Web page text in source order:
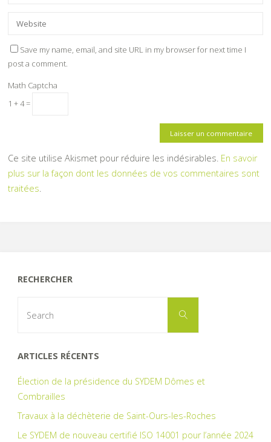
Save my name, email, and site URL in my browser for next time I
post a comment.
Math Captcha
1 + 4 =
Ce site utilise Akismet pour réduire les indésirables. En savoir
plus sur la façon dont les données de vos commentaires sont
traitées
RECHERCHER
Search
ARTICLES RÉCENTS
Élection de la présidence du SYDEM Dômes et
Combrailles
Travaux à la déchèterie de Saint-Ours-les-Roches
Le SYDEM de nouveau certifié ISO 14001 pour l’année 2024